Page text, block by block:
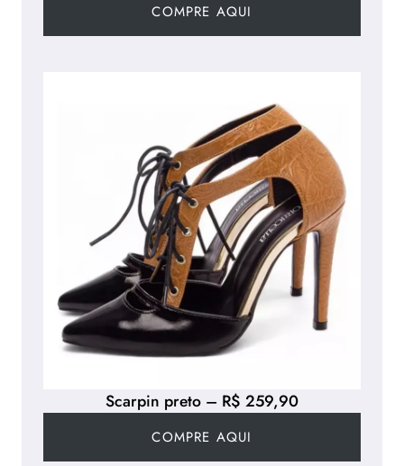
Scarpin preto – R$ 259,90
COMPRE AQUI
COMPRE AQUI